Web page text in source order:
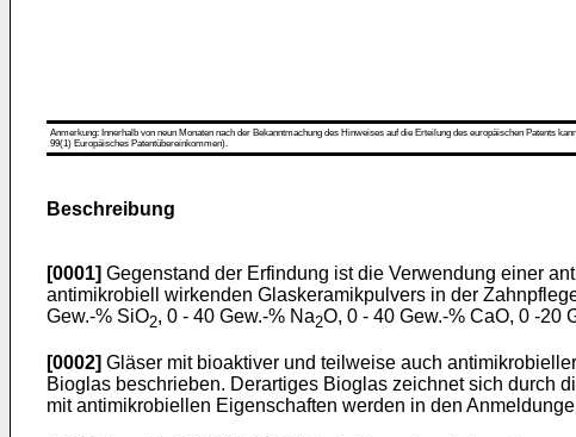
Anmerkung: Innerhalb von neun Monaten nach der Bekanntmachung des Hinweises auf die Erteilung des europäischen Patents
99(1) Europäisches Patentübereinkommen).
Beschreibung
[0001] Gegenstand der Erfindung ist die Verwendung einer
antimikrobiell wirkenden Glaskeramikpulvers in der
Gew.-% SiO2, 0 - 40 Gew.-% Na2O, 0 - 40 Gew.-% CaO, 0 -20
[0002] Gläser mit bioaktiver und teilweise auch
Bioglas beschrieben. Derartiges Bioglas zeichnet sich durch
mit antimikrobiellen Eigenschaften werden in den